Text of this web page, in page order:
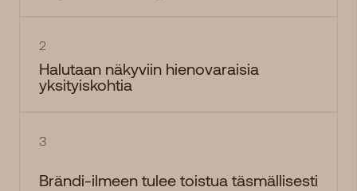
2
Halutaan näkyviin hienovaraisia
yksityiskohtia
3
Brändi-ilmeen tulee toistua täsmällisesti